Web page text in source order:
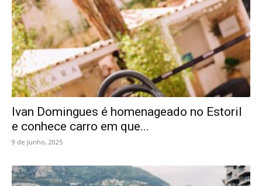
Ivan Domingues é homenageado no Estoril
e conhece carro em que...
9 de Junho, 2025